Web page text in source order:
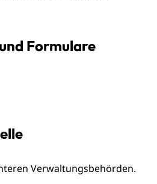
Formulare
Verwaltungsbehörden.